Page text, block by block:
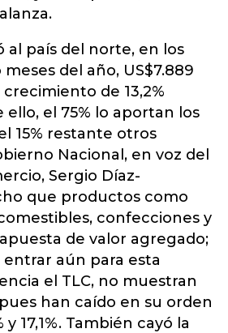
al país del norte, en los
del año, US$7.889
de 13,2%
ello, el 75% lo aportan los
15% restante otros
Nacional, en voz del
Sergio Díaz-
que productos como
confecciones y
de valor agregado;
aún para esta
el TLC, no muestran
han caído en su orden
y 17,1%. También cayó la